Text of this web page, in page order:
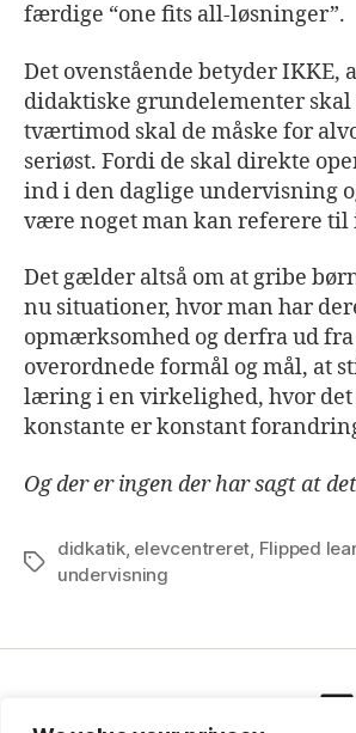
færdige “one fits all-løsninger”.
Det ovenstående betyder IKKE,
didaktiske grundelementer skal
tværtimod skal de måske for
seriøst. Fordi de skal direkte
ind i den daglige undervisning
være noget man kan referere til
Det gælder altså om at gribe
nu situationer, hvor man har
opmærksomhed og derfra ud
overordnede formål og mål, at
læring i en virkelighed, hvor det
konstante er konstant
Og der er ingen der har sagt at
Tags
didkatik, elevcentreret Flipped
undervisning